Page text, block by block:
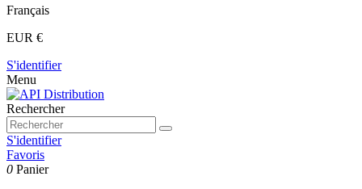
Français
EUR €
S'identifier
Menu
Rechercher
S'identifier
Favoris
0 Panier